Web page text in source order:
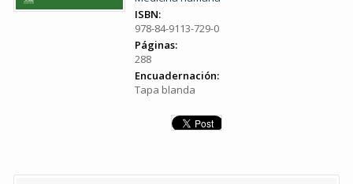
ISBN:
978-84-9113-729-0
Páginas:
288
Encuadernación:
Tapa blanda